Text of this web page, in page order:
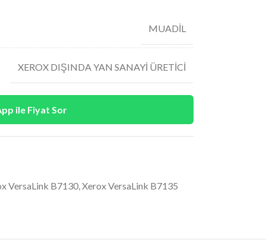
MUADİL
XEROX DIŞINDA YAN SANAYİ ÜRETİCİ
ile Fiyat Sor
VersaLink B7130,Xerox VersaLink B7135